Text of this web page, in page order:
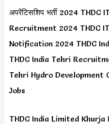
अपरेंटिसशिप भर्ती 2024
Recruitment 2024 THDC
Notification 2024 THDC
THDC India Tehri
Tehri Hydro Development
Jobs
THDC India Limited Khurja